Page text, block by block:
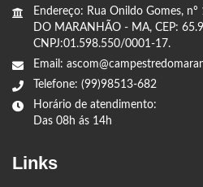
Endereço: Rua Onildo Gomes, nº
DO MARANHÃO - MA, CEP:
CNPJ:01.598.550/0001-17.
Email:
Telefone: (99)98513-682
Horário de atendimento:
Das 08h ás 14h
Links